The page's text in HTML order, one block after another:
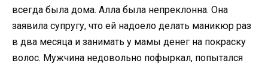
всегда была дома. Алла была непреклонна. Она
заявила супругу, что ей надоело делать маникюр раз
в два месяца и занимать у мамы денег на покраску
волос. Мужчина недовольно пофыркал, попытался